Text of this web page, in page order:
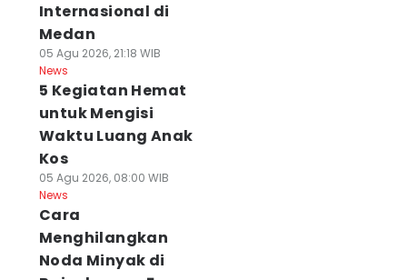
Internasional di
Medan
05 Agu 2026, 21:18 WIB
News
5 Kegiatan Hemat
untuk Mengisi
Waktu Luang Anak
Kos
05 Agu 2026, 08:00 WIB
News
Cara
Menghilangkan
Noda Minyak di